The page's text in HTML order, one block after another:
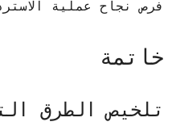
فرص نجاح عملية
خاتمة
تلخيص الطرق